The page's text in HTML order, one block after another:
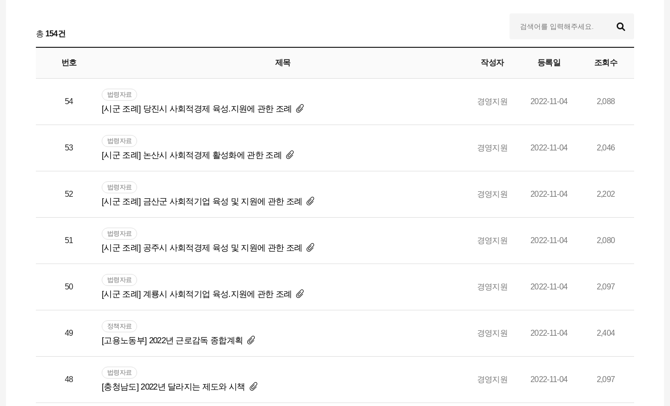
총 154건
번호 제목 작성자 등록일 조회수
54
법령자료
[시군 조례] 당진시 사회적경제 육성.지원에 관한 조례
경영지원 2022-11-04 2,088
53
법령자료
[시군 조례] 논산시 사회적경제 활성화에 관한 조례
경영지원 2022-11-04 2,046
52
법령자료
[시군 조례] 금산군 사회적기업 육성 및 지원에 관한 조례
경영지원 2022-11-04 2,202
51
법령자료
[시군 조례] 공주시 사회적경제 육성 및 지원에 관한 조례
경영지원 2022-11-04 2,080
50
법령자료
[시군 조례] 계룡시 사회적기업 육성.지원에 관한 조례
경영지원 2022-11-04 2,097
49
정책자료
[고용노동부] 2022년 근로감독 종합계획
경영지원 2022-11-04 2,404
48
법령자료
[충청남도] 2022년 달라지는 제도와 시책
경영지원 2022-11-04 2,097